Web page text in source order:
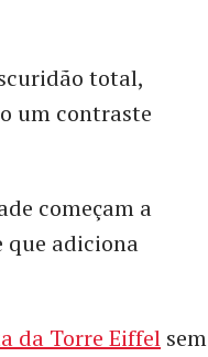
total,
um contraste
começam a
que adiciona
da Torre Eiffel sem